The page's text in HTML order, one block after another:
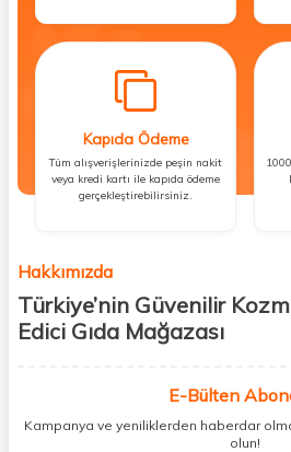
Kapıda Ödeme
Tüm alışverişlerinizde peşin nakit
veya kredi kartı ile kapıda ödeme
gerçekleştirebilirsiniz.
Hakkımızda
Türkiye’nin Güvenilir
Edici Gıda Mağazası
kişisel bakım hem de takviye edici gıda
buluşturuyoruz. Artık mağaza mağaza
ihtiyacınız olan her şeyi tek bir çatı
E-Bülten
Kampanya ve yeniliklerden haberdar
olun!